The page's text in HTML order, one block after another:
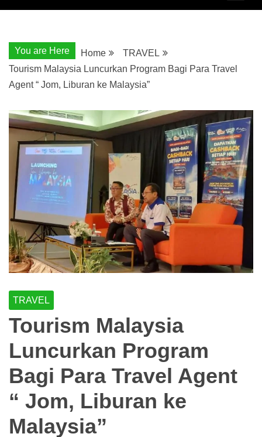
You are Here Home
TRAVEL
Tourism Malaysia Luncurkan Program Bagi Para Travel
Agent “ Jom, Liburan ke Malaysia”
TRAVEL
Tourism Malaysia
Luncurkan Program
Bagi Para Travel Agent
“ Jom, Liburan ke
Malaysia”